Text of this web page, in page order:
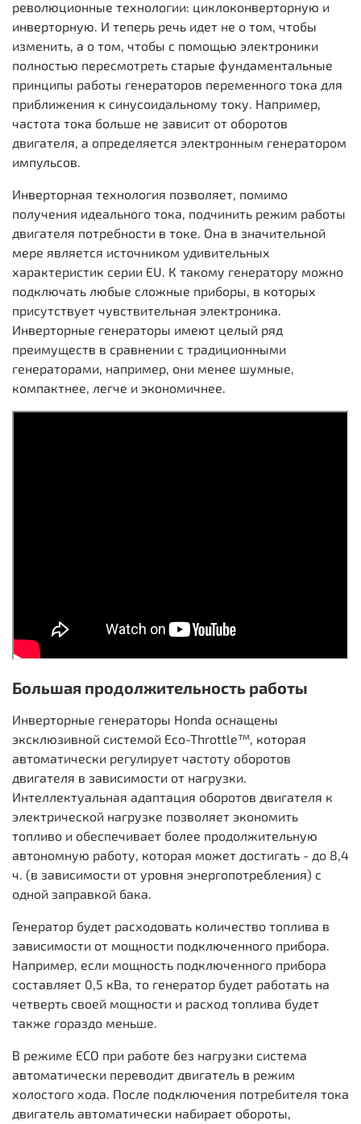
революционные технологии: циклоконверторную и
инверторную. И теперь речь идет не о том, чтобы
изменить, а о том, чтобы с помощью электроники
полностью пересмотреть старые фундаментальные
принципы работы генераторов переменного тока для
приближения к синусоидальному току. Например,
частота тока больше не зависит от оборотов
двигателя, а определяется электронным генератором
импульсов.
Инверторная технология позволяет, помимо
получения идеального тока, подчинить режим работы
двигателя потребности в токе. Она в значительной
мере является источником удивительных
характеристик серии EU. К такому генератору можно
подключать любые сложные приборы, в которых
присутствует чувствительная электроника.
Инверторные генераторы имеют целый ряд
преимуществ в сравнении с традиционными
генераторами, например, они менее шумные,
компактнее, легче и экономичнее.
Большая продолжительность работы
Инверторные генераторы Honda оснащены
эксклюзивной системой Eco-Throttle™, которая
автоматически регулирует частоту оборотов
двигателя в зависимости от нагрузки.
Интеллектуальная адаптация оборотов двигателя к
электрической нагрузке позволяет экономить
топливо и обеспечивает более продолжительную
автономную работу, которая может достигать - до 8,4
ч. (в зависимости от уровня энергопотребления) с
одной заправкой бака.
Генератор будет расходовать количество топлива в
зависимости от мощности подключенного прибора.
Например, если мощность подключенного прибора
составляет 0,5 кВа, то генератор будет работать на
четверть своей мощности и расход топлива будет
также гораздо меньше.
В режиме ECO при работе без нагрузки система
автоматически переводит двигатель в режим
холостого хода. После подключения потребителя тока
двигатель автоматически набирает обороты,